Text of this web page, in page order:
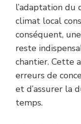
l’adaptation
climat local
conséquent,
reste
chantier. Cette
erreurs de
et d’assurer la
temps.